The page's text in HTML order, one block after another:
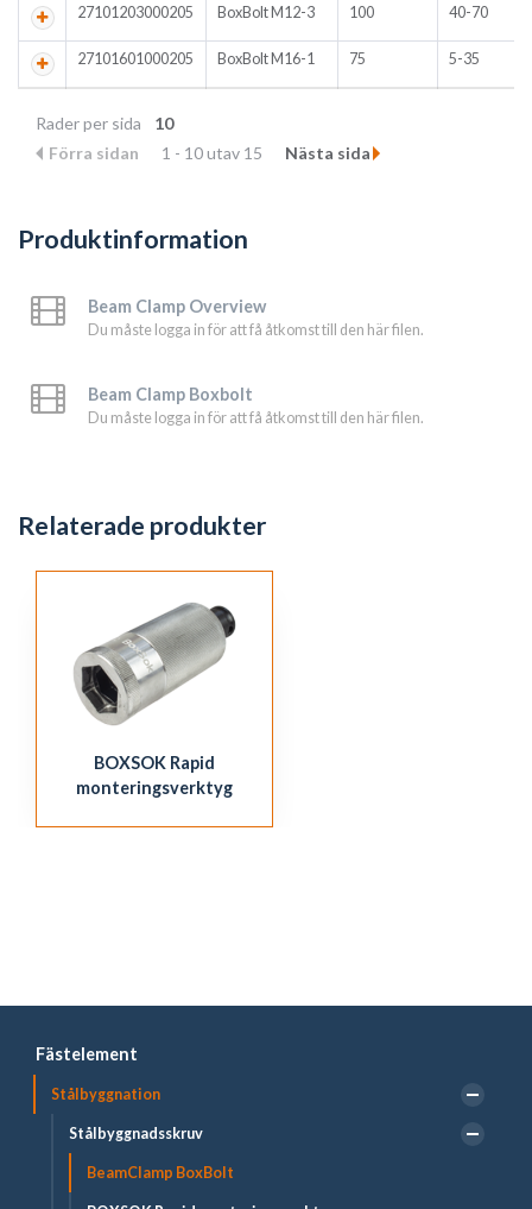
Fästelement
Stålbyggnation
Stålbyggnadsskruv
BeamClamp BoxBolt
27101203000205 BoxBolt M12-3 100 40-70
27101601000205 BoxBolt M16-1 75 5-35
Rader per sida
10
Förra sidan
1 - 10 utav 15 Nästa sida
Produktinformation
Beam Clamp Overview
Du måste logga in för att få åtkomst till den här filen.
Beam Clamp Boxbolt
Du måste logga in för att få åtkomst till den här filen.
Relaterade produkter
BOXSOK Rapid
monteringsverktyg